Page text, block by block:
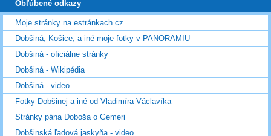
Obľúbené odkazy
Moje stránky na estránkach.cz
Dobšiná, Košice, a iné moje fotky v PANORAMIU
Dobšiná - oficiálne stránky
Dobšiná - Wikipédia
Dobšiná - video
Fotky Dobšinej a iné od Vladimíra Václavíka
Stránky pána Doboša o Gemeri
Dobšinská ľadová jaskyňa - video